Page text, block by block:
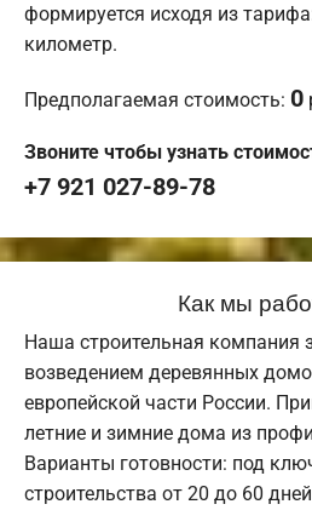
формируется исходя из
километр.
Предполагаемая стоимость: 0
Звоните чтобы узнать
+7 921 027-89-78
Как мы
Наша строительная компания
возведением деревянных
европейской части России.
летние и зимние дома из
Варианты готовности: под
строительства от 20 до 60